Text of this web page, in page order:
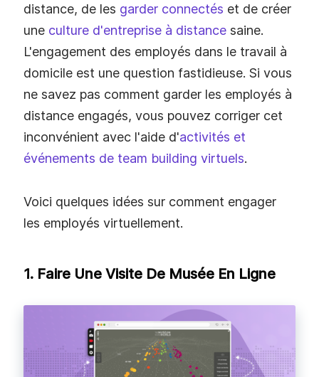
distance, de les garder connectés et de créer
une culture d'entreprise à distance saine.
L'engagement des employés dans le travail à
domicile est une question fastidieuse. Si vous
ne savez pas comment garder les employés à
distance engagés, vous pouvez corriger cet
inconvénient avec l'aide d'activités et
événements de team building virtuels.
Voici quelques idées sur comment engager
les employés virtuellement.
1. Faire Une Visite De Musée En Ligne